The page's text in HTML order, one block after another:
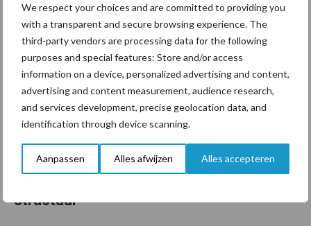
We respect your choices and are committed to providing you
with a transparent and secure browsing experience. The
third-party vendors are processing data for the following
purposes and special features: Store and/or access
information on a device, personalized advertising and content,
advertising and content measurement, audience research,
and services development, precise geolocation data, and
identification through device scanning.
Aanpassen Alles afwijzen Alles accepteren
koetjes
en
kalfjes’
kiest
voor
tweejaarlijkse
frequentie
Inagro
werd
vernieu
wd
qua
infrastru
structuur
21 januari 2019